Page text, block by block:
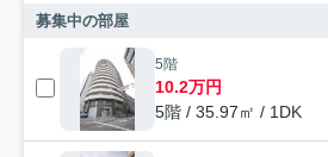
募集中の部屋
5階
10.2万円
5階 / 35.97㎡ / 1DK